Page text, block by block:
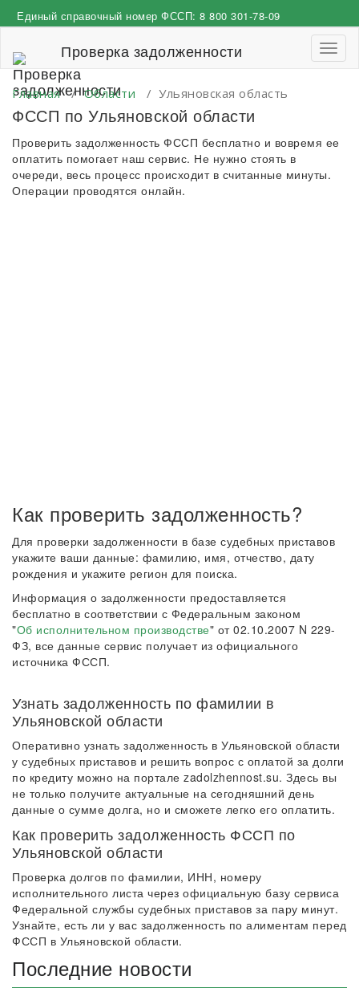
к
Единый справочный номер ФССП: 8 800 301-78-09
Проверка задолженности
Главная/Области / Ульяновская область
ФССП по Ульяновской области
Проверить задолженность ФССП бесплатно и вовремя ее
оплатить помогает наш сервис. Не нужно стоять в
очереди, весь процесс происходит в считанные минуты.
Операции проводятся онлайн.
Как проверить задолженность?
Для проверки задолженности в базе судебных приставов
укажите ваши данные: фамилию, имя, отчество, дату
рождения и укажите регион для поиска.
Информация о задолженности предоставляется
бесплатно в соответствии с Федеральным законом
"Об исполнительном производстве" от 02.10.2007 N 229-
ФЗ, все данные сервис получает из официального
источника ФССП.
Узнать задолженность по фамилии в
Ульяновской области
Оперативно узнать задолженность в Ульяновской области
у судебных приставов и решить вопрос с оплатой за долги
по кредиту можно на портале zadolzhennost.su. Здесь вы
не только получите актуальные на сегодняшний день
данные о сумме долга, но и сможете легко его оплатить.
Как проверить задолженность ФССП по
Ульяновской области
Проверка долгов по фамилии, ИНН, номеру
исполнительного листа через официальную базу сервиса
Федеральной службы судебных приставов за пару минут.
Узнайте, есть ли у вас задолженность по алиментам перед
ФССП в Ульяновской области.
Последние новости